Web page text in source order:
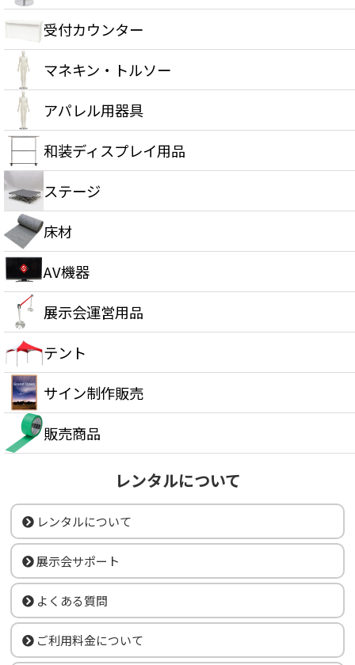
受付カウンター
マネキン・トルソー
アパレル用器具
和装ディスプレイ用品
ステージ
床材
AV機器
展示会運営用品
テント
サイン制作販売
販売商品
レンタルについて
レンタルについて
展示会サポート
よくある質問
ご利用料金について